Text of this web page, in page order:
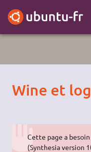
Wine et
Cette page a
(Synthesia version